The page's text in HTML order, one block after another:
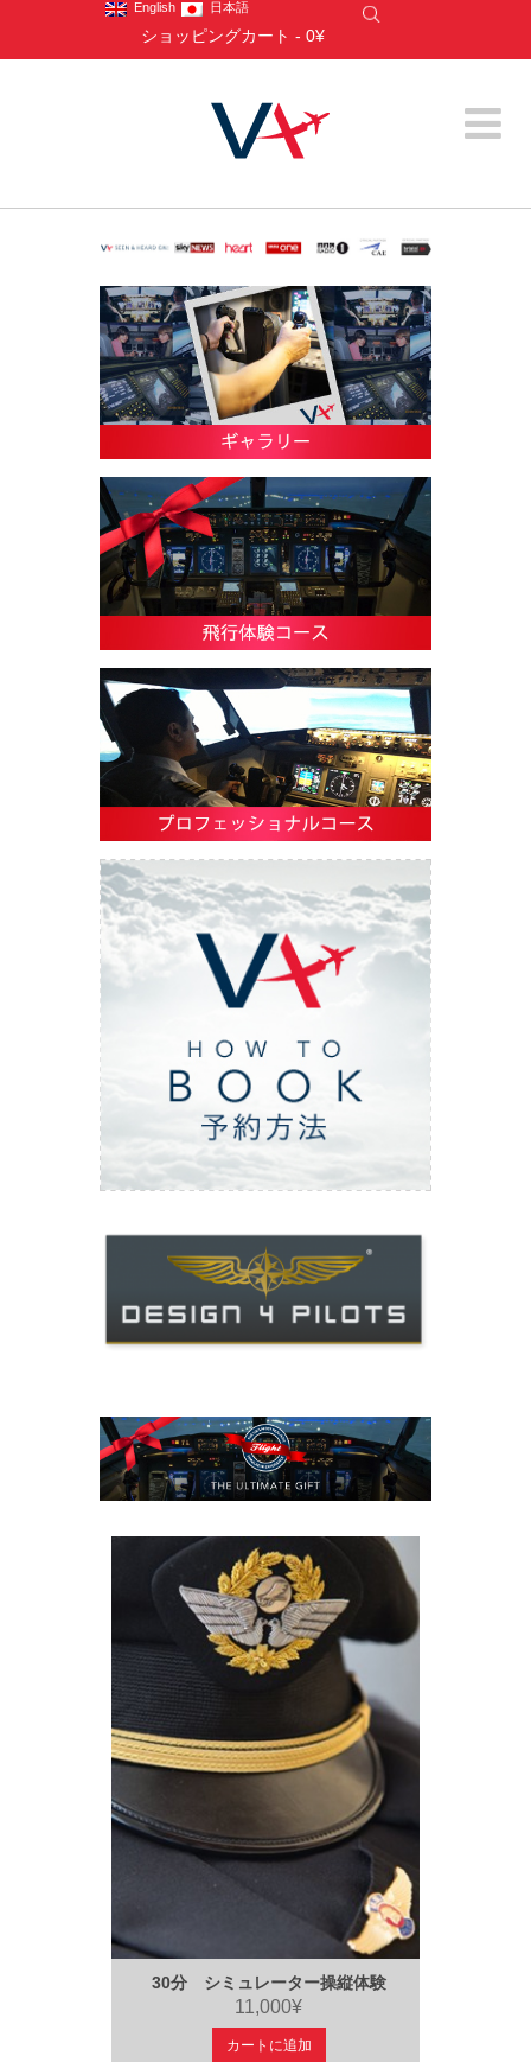
English 日本語
ショッピングカート - 0¥
ご予約方法
30分 シミュレーター操縦体験
11,000¥
カートに追加